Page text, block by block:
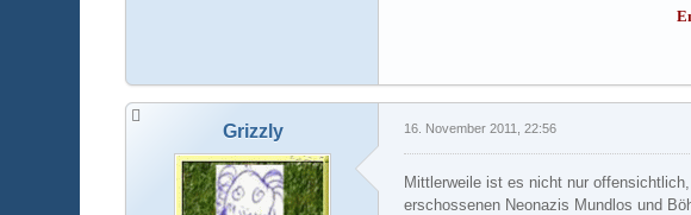
Grizzly 16. November 2011, 22:56
Mittlerweile ist es nicht nur
erschossenen Neonazis Mundlos und